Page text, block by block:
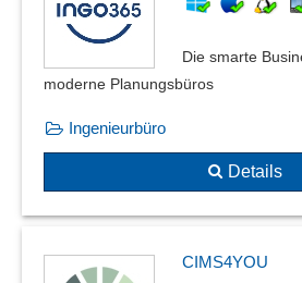
Die smarte
moderne Planungsbüros
Ingenieurbüro
Details
CIMS4YOU